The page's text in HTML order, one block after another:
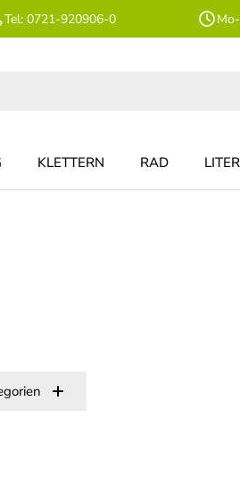
Tel: 0721-920906-0
KLETTERN RAD